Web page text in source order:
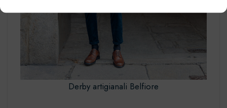
Derby artigianali Belfiore